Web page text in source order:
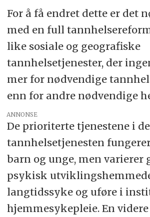
For å få endret dette er det
med en full
like sosiale og geografiske
tannhelsetjenester, der
mer for nødvendige
enn for andre nødvendige
ANNONSE
De prioriterte tjenestene i
tannhelsetjenesten
barn og unge, men varierer
psykisk
langtidssyke og uføre i
hjemmesykepleie. En